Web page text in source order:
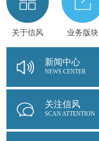
关于信风 业务版块
新闻中心
NEWS CENTER
关注信风
SCAN ATTENTION